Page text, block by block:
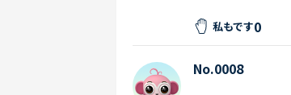
私もです0
No.0008